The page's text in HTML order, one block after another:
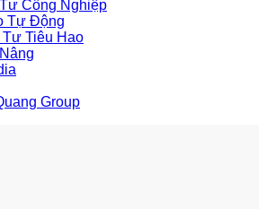
Công Nghiệp
Tự Động
Tiêu Hao
Group